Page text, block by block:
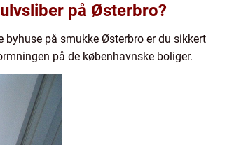
på Østerbro?
på smukke Østerbro er du sikkert
på de københavnske boliger.